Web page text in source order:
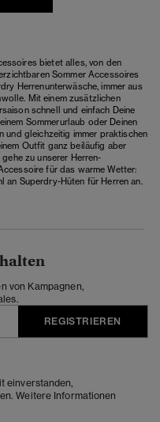
bietet alles, von den
Sommer Accessoires
Herrenunterwäsche, immer aus
Mit einem zusätzlichen
schnell und einfach Deine
Sommerurlaub oder Deinen
und gleichzeitig immer praktischen
Outfit ganz beiläufig aber
zu unserer Herren-
für das warme Wetter:
an Superdry-Hüten für Herren an.
von Kampagnen,
REGISTRIEREN
einverstanden,
Weitere Informationen